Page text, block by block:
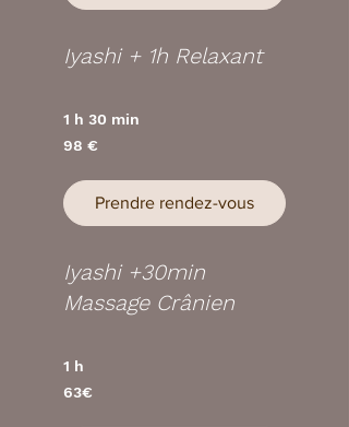
Iyashi + 1h Relaxant
1 h 30 min
euros
98 €
Prendre rendez-vous
Iyashi +30min
Massage Crânien
1 h
63€